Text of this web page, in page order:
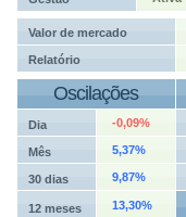
Valor de mercado
Relatório
Oscilações
Dia -0,09%
Mês 5,37%
30 dias 9,87%
12 meses 13,30%